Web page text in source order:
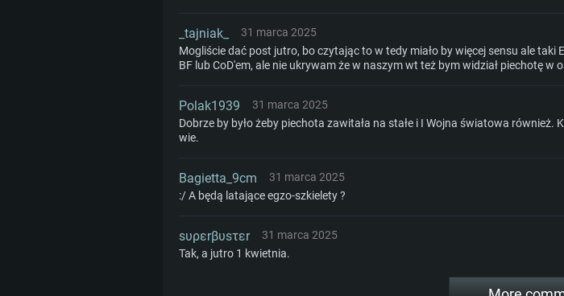
_tajniak_ 31 marca 2025
Mogliście dać post jutro, bo czytając to w tedy miało by więcej sensu ale
BF lub CoD'em, ale nie ukrywam że w naszym wt też bym widział piechotę w
Polak1939 31 marca 2025
Dobrze by było żeby piechota zawitała na stałe i I Wojna światowa
wie.
Bagietta_9cm 31 marca 2025
:/ A będą latające egzo-szkielety ?
sυρεrβυsτεr 31 marca 2025
Tak, a jutro 1 kwietnia.